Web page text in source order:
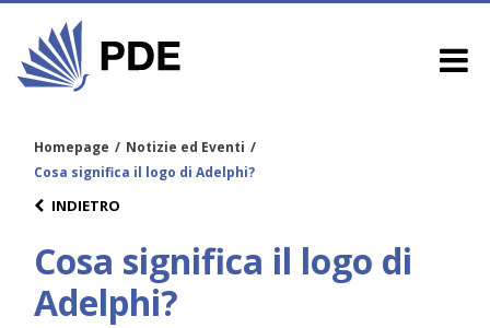
Homepage / Notizie ed Eventi /
Cosa significa il logo di Adelphi?
INDIETRO
Cosa significa il logo di
Adelphi?